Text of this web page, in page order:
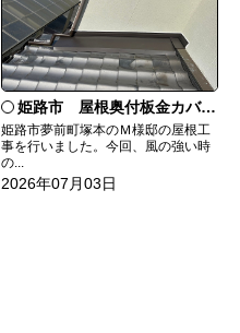
姫路市 屋根奥付板金カバー工事
姫路市夢前町塚本のＭ様邸の屋根工
事を行いました。今回、風の強い時
の...
2026年07月03日